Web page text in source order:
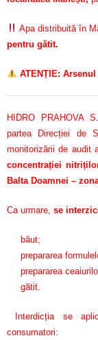
Apa distribuită în
pentru gătit.
ATENȚIE:
HIDRO PRAHOVA
partea Direcției de
monitorizării de audit
concentrației
Balta Doamnei –
Ca urmare, se
băut;
prepararea
prepararea
gătit.
Interdicția se
consumatori: